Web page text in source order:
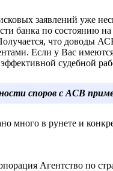
заявлений уже
банка по состоянию
что доводы
Если у Вас
судебной
споров с АСВ
много в рунете и
Агентство по